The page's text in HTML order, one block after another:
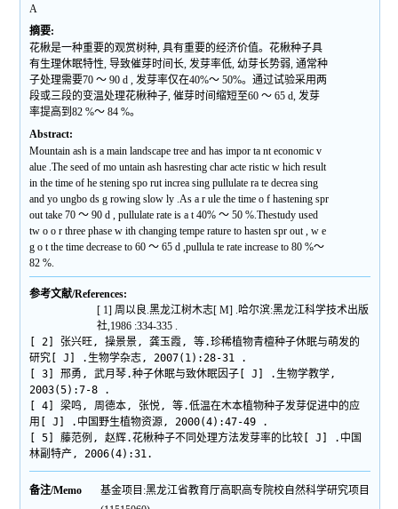
A
摘要:
花楸是一种重要的观赏树种, 具有重要的经济价值。花楸种子具
有生理休眠特性, 导致催芽时间长, 发芽率低, 幼芽长势弱, 通常种
子处理需要70 ～ 90 d , 发芽率仅在40%～ 50%。通过试验采用两
段或三段的变温处理花楸种子, 催芽时间缩短至60 ～ 65 d, 发芽
率提高到82 %～ 84 %。
Abstract:
Mountain ash is a main landscape tree and has impor ta nt economic v
alue .The seed of mo untain ash hasresting char acte ristic w hich result
in the time of he stening spo rut increa sing pullulate ra te decrea sing
and yo ungbo ds g rowing slow ly .As a r ule the time o f hastening spr
out take 70 ～ 90 d , pullulate rate is a t 40% ～ 50 %.Thestudy used
tw o o r three phase w ith changing tempe rature to hasten spr out , w e
g o t the time decrease to 60 ～ 65 d ,pullula te rate increase to 80 %～
82 %.
参考文献/References:
[ 1] 周以良.黑龙江树木志[ M] .哈尔滨:黑龙江科学技术出版
社,1986 :334-335 .
[ 2] 张兴旺, 操景景, 龚玉霞, 等.珍稀植物青檀种子休眠与萌发的
研究[ J] .生物学杂志, 2007(1):28-31 .
[ 3] 邢勇, 武月琴.种子休眠与致休眠因子[ J] .生物学教学,
2003(5):7-8 .
[ 4] 梁鸣, 周德本, 张悦, 等.低温在木本植物种子发芽促进中的应
用[ J] .中国野生植物资源, 2000(4):47-49 .
[ 5] 藤范例, 赵辉.花楸种子不同处理方法发芽率的比较[ J] .中国
林副特产, 2006(4):31.
备注/Memo
基金项目:黑龙江省教育厅高职高专院校自然科学研究项目